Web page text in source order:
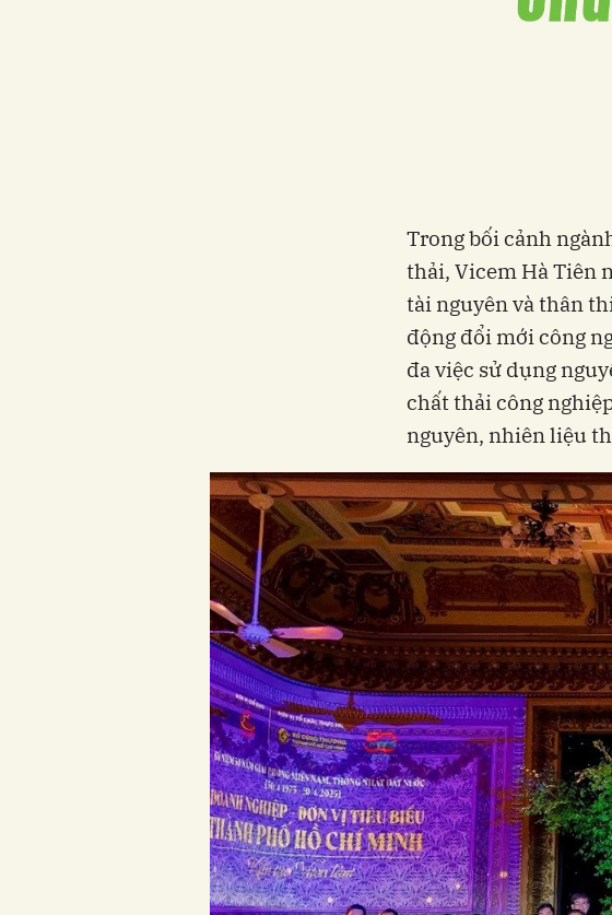
Trong bối cảnh
thải, Vicem Hà Tiên
tài nguyên và thân
động đổi mới công
đa việc sử dụng
chất thải công
nguyên, nhiên liệu